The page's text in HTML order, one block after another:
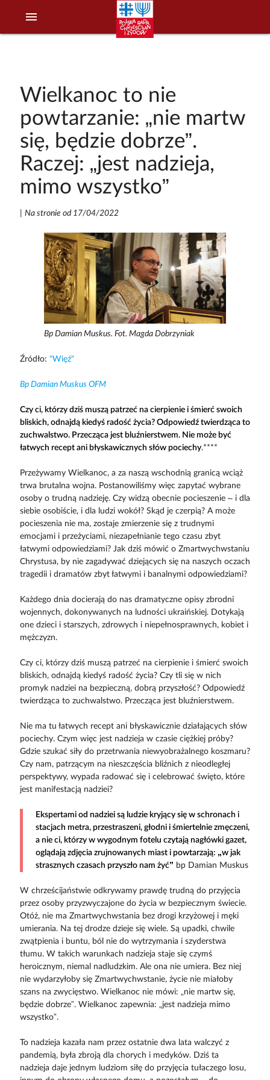
menu
Wielkanoc to nie
powtarzanie: „nie martw
się, będzie dobrze”.
Raczej: „jest nadzieja,
mimo wszystko”
Na stronie od 17/04/2022
Bp Damian Muskus. Fot. Magda Dobrzyniak
Źródło: "Więź"
Bp Damian Muskus OFM
Czy ci, którzy dziś muszą patrzeć na cierpienie i śmierć swoich
bliskich, odnajdą kiedyś radość życia? Odpowiedź twierdząca to
zuchwalstwo. Przecząca jest bluźnierstwem. Nie może być
łatwych recept ani błyskawicznych słów pociechy.****
Przeżywamy Wielkanoc, a za naszą wschodnią granicą wciąż
trwa brutalna wojna. Postanowiliśmy więc zapytać wybrane
osoby o trudną nadzieję. Czy widzą obecnie pocieszenie – i dla
siebie osobiście, i dla ludzi wokół? Skąd je czerpią? A może
pocieszenia nie ma, zostaje zmierzenie się z trudnymi
emocjami i przeżyciami, niezapełnianie tego czasu zbyt
łatwymi odpowiedziami? Jak dziś mówić o Zmartwychwstaniu
Chrystusa, by nie zagadywać dziejących się na naszych oczach
tragedii i dramatów zbyt łatwymi i banalnymi odpowiedziami?
Każdego dnia docierają do nas dramatyczne opisy zbrodni
wojennych, dokonywanych na ludności ukraińskiej. Dotykają
one dzieci i starszych, zdrowych i niepełnosprawnych, kobiet i
mężczyzn.
Czy ci, którzy dziś muszą patrzeć na cierpienie i śmierć swoich
bliskich, odnajdą kiedyś radość życia? Czy tli się w nich
promyk nadziei na bezpieczną, dobrą przyszłość? Odpowiedź
twierdząca to zuchwalstwo. Przecząca jest bluźnierstwem.
Nie ma tu łatwych recept ani błyskawicznie działających słów
pociechy. Czym więc jest nadzieja w czasie ciężkiej próby?
Gdzie szukać siły do przetrwania niewyobrażalnego koszmaru?
Czy nam, patrzącym na nieszczęścia bliźnich z nieodległej
perspektywy, wypada radować się i celebrować święto, które
jest manifestacją nadziei?
Ekspertami od nadziei są ludzie kryjący się w schronach i
stacjach metra, przestraszeni, głodni i śmiertelnie zmęczeni,
a nie ci, którzy w wygodnym fotelu czytają nagłówki gazet,
oglądają zdjęcia zrujnowanych miast i powtarzają: „w jak
strasznych czasach przyszło nam żyć” bp Damian Muskus
W chrześcijaństwie odkrywamy prawdę trudną do przyjęcia
przez osoby przyzwyczajone do życia w bezpiecznym świecie.
Otóż, nie ma Zmartwychwstania bez drogi krzyżowej i męki
umierania. Na tej drodze dzieje się wiele. Są upadki, chwile
zwątpienia i buntu, ból nie do wytrzymania i szyderstwa
tłumu. W takich warunkach nadzieja staje się czymś
heroicznym, niemal nadludzkim. Ale ona nie umiera. Bez niej
nie wydarzyłoby się Zmartwychwstanie, życie nie miałoby
szans na zwycięstwo. Wielkanoc nie mówi: „nie martw się,
będzie dobrze”. Wielkanoc zapewnia: „jest nadzieja mimo
wszystko”.
To nadzieja kazała nam przez ostatnie dwa lata walczyć z
pandemią, była zbroją dla chorych i medyków. Dziś ta
nadzieja daje jednym ludziom siłę do przyjęcia tułaczego losu,